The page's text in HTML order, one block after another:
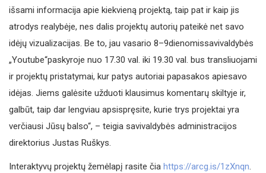
išsami informacija apie kiekvieną projektą, taip pat ir kaip jis
atrodys realybėje, nes dalis projektų autorių pateikė net savo
idėjų vizualizacijas. Be to, jau vasario 8–9dienomissavivaldybės
„Youtube“paskyroje nuo 17.30 val. iki 19.30 val. bus transliuojami
ir projektų pristatymai, kur patys autoriai papasakos apiesavo
idėjas. Jiems galėsite užduoti klausimus komentarų skiltyje ir,
galbūt, taip dar lengviau apsispręsite, kurie trys projektai yra
verčiausi Jūsų balso“, – teigia savivaldybės administracijos
direktorius Justas Ruškys.
Interaktyvų projektų žemėlapį rasite čia https://arcg.is/1zXnqn.